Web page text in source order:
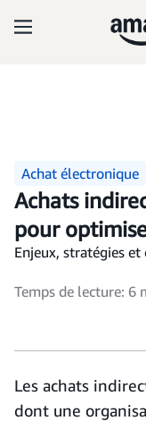
Achat électronique
Achats
pour
Enjeux, stratégies et
Temps de lecture: 6
Les achats
dont une